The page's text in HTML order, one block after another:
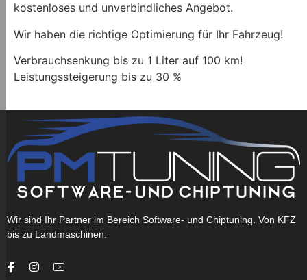
kostenloses und unverbindliches Angebot.
Wir haben die richtige Optimierung für Ihr Fahrzeug!
Verbrauchsenkung bis zu 1 Liter auf 100 km!
Leistungssteigerung bis zu 30 %
Wir sind Ihr Partner im Bereich Software- und Chiptuning. Von KFZ
bis zu Landmaschinen.